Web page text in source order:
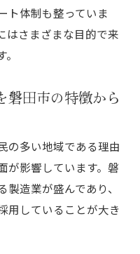
ト体制も整っていま
はさまざまな目的で来
磐田市の特徴から
の多い地域である理由
が影響しています。磐
造業が盛んであり、
用していることが大き